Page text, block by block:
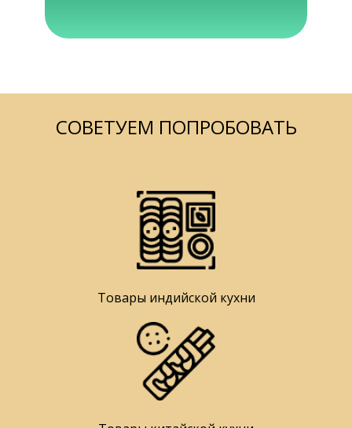
СОВЕТУЕМ ПОПРОБОВАТЬ
Товары индийской кухни